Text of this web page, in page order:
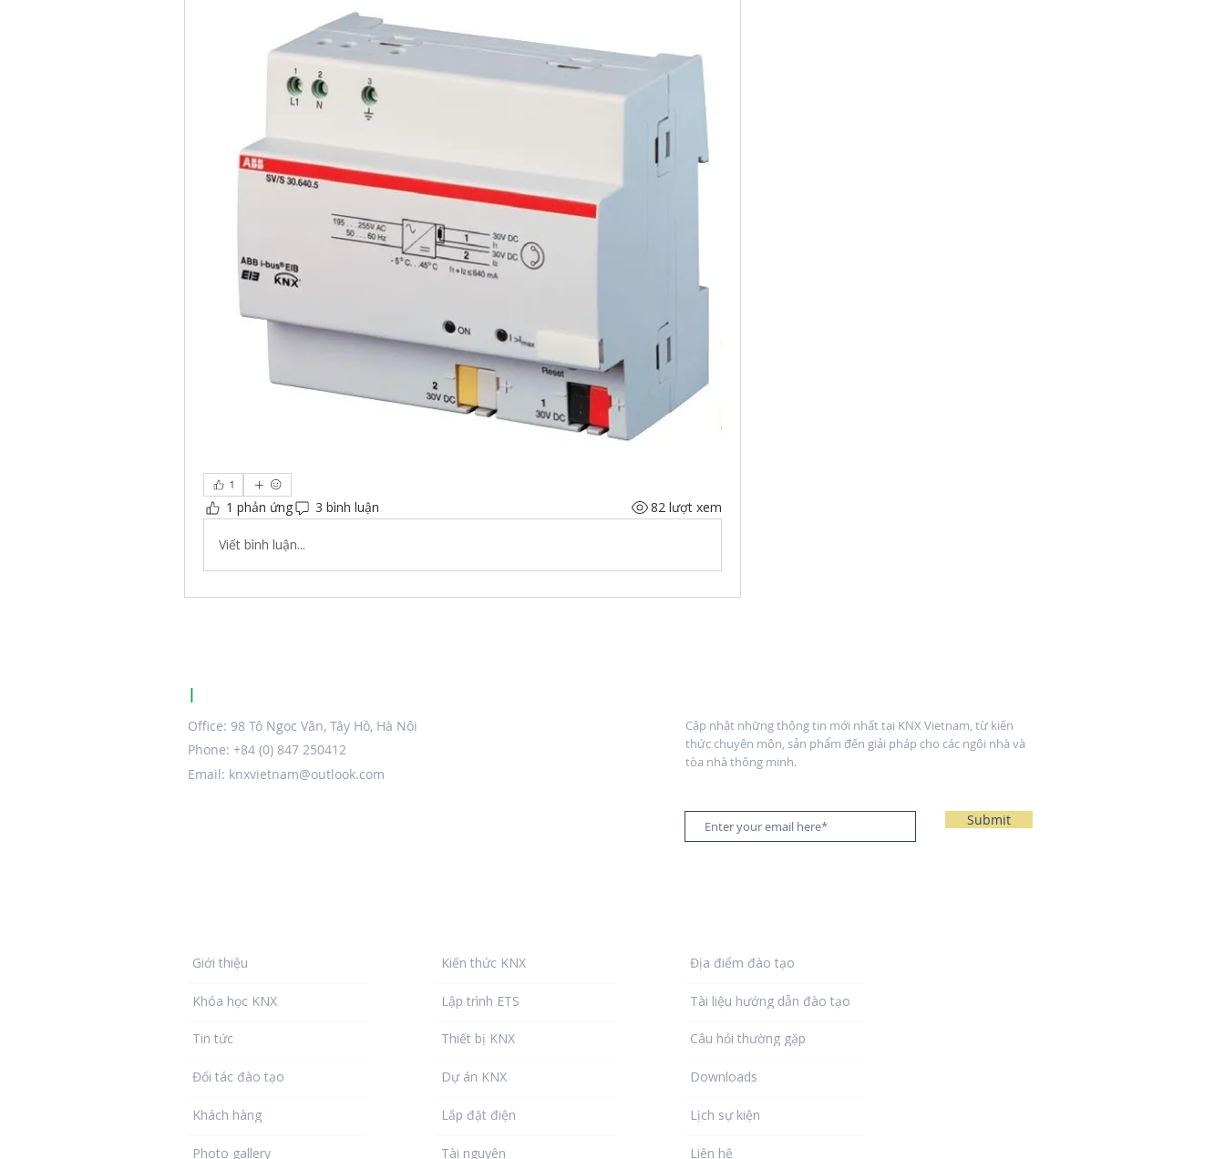
1
1 phản ứng 3 bình luận 82 lượt xem
Viết bình luận...
|
Office: 98 Tô Ngọc Vân, Tây Hồ, Hà Nội
Phone: +84 (0) 847 250412
Email: knxvietnam@outlook.com
Cập nhật những thông tin mới nhất tại KNX Vietnam, từ kiến
thức chuyên môn, sản phẩm đến giải pháp cho các ngôi nhà và
tòa nhà thông minh.
Submit
Giới thiệu
Khóa học KNX
Tin tức
Đối tác đào tạo
Khách hàng
Photo gallery
Kiến thức KNX
Lập trình ETS
Thiết bị KNX
Dự án KNX
Lắp đặt điện
Tài nguyên
Địa điểm đào tạo
Tài liệu hướng dẫn đào tạo
Câu hỏi thường gặp
Downloads
Lịch sự kiện
Liên hệ